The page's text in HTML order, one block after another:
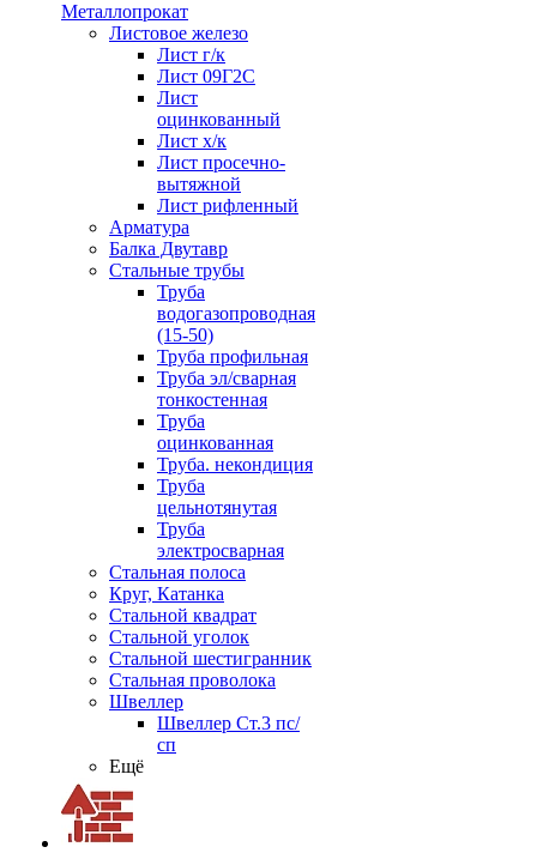
Металлопрокат
Листовое железо
Лист г/к
Лист 09Г2С
Лист
оцинкованный
Лист х/к
Лист просечно-
вытяжной
Лист рифленный
Арматура
Балка Двутавр
Стальные трубы
Труба
водогазопроводная
(15-50)
Труба профильная
Труба эл/сварная
тонкостенная
Труба
оцинкованная
Труба. некондиция
Труба
цельнотянутая
Труба
электросварная
Стальная полоса
Круг, Катанка
Стальной квадрат
Стальной уголок
Стальной шестигранник
Стальная проволока
Швеллер
Швеллер Ст.3 пс/
сп
Ещё